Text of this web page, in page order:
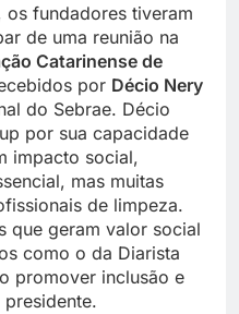
os fundadores tiveram
de uma reunião na
Catarinense de
por Décio Nery
do Sebrae. Décio
por sua capacidade
impacto social,
mas muitas
de limpeza.
que geram valor social
como o da Diarista
promover inclusão e